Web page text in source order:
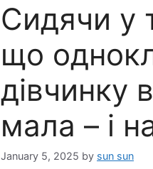
Сидячи у
що
дівчинку
мала – і
January 5, 2025 by sun sun